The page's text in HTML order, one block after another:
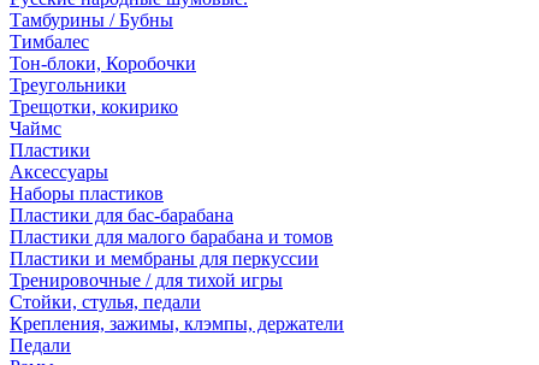
Тамбурины / Бубны
Тимбалес
Тон-блоки, Коробочки
Треугольники
Трещотки, кокирико
Чаймс
Пластики
Аксессуары
Наборы пластиков
Пластики для бас-барабана
Пластики для малого барабана и томов
Пластики и мембраны для перкуссии
Тренировочные / для тихой игры
Стойки, стулья, педали
Крепления, зажимы, клэмпы, держатели
Педали